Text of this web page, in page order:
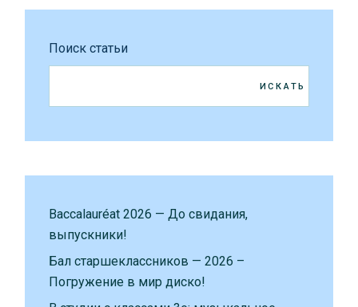
Поиск статьи
ИСКАТЬ
Baccalauréat 2026 — До свидания,
выпускники!
Бал старшеклассников — 2026 –
Погружение в мир диско!